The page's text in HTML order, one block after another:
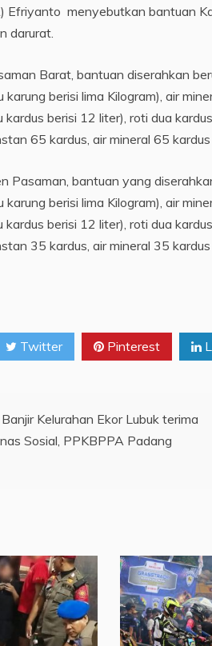
Efriyanto menyebutkan bantuan
darurat.
Barat, bantuan diserahkan
karung berisi lima Kilogram), air
kardus berisi 12 liter), roti dua
65 kardus, air mineral 65
Pasaman, bantuan yang
karung berisi lima Kilogram), air
kardus berisi 12 liter), roti dua
35 kardus, air mineral 35
Twitter Pinterest
Kelurahan Ekor Lubuk terima
Sosial, PPKBPPA Padang